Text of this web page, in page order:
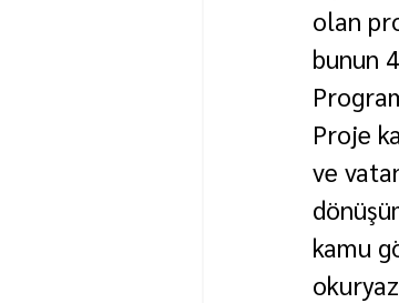
olan
bunun
Proje
ve
kamu